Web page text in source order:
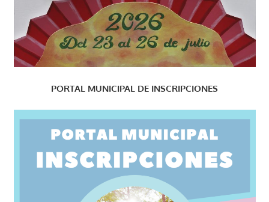
PORTAL MUNICIPAL DE INSCRIPCIONES